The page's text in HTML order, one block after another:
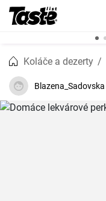
Koláče a dezerty
Blazena_Sadovska